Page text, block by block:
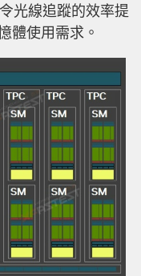
光線追蹤的效率提
體使用需求。